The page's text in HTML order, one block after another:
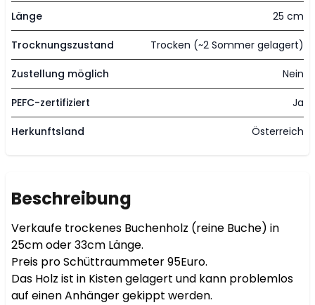
Länge 25 cm
Trocknungszustand Trocken (~2 Sommer gelagert)
Zustellung möglich Nein
PEFC-zertifiziert Ja
Herkunftsland Österreich
Beschreibung
Verkaufe trockenes Buchenholz (reine Buche) in
25cm oder 33cm Länge.
Preis pro Schüttraummeter 95Euro.
Das Holz ist in Kisten gelagert und kann problemlos
auf einen Anhänger gekippt werden.